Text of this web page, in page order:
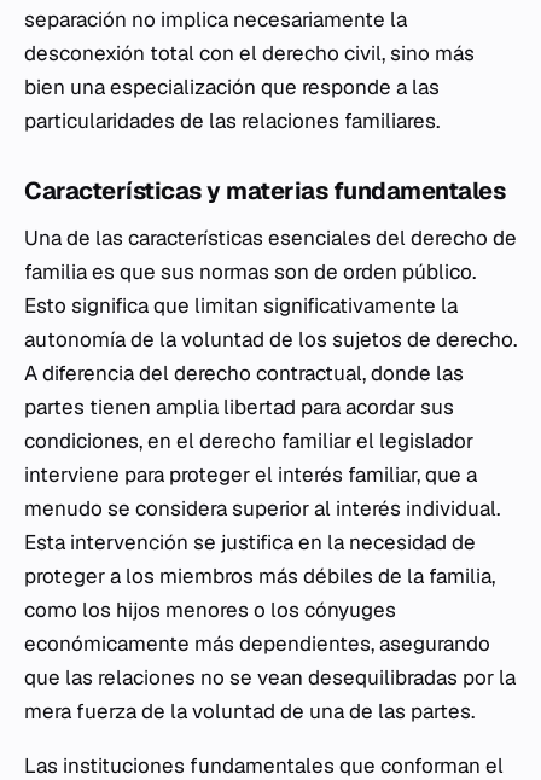
separación no implica necesariamente la
desconexión total con el derecho civil, sino más
bien una especialización que responde a las
particularidades de las relaciones familiares.
Características y materias fundamentales
Una de las características esenciales del derecho de
familia es que sus normas son de orden público.
Esto significa que limitan significativamente la
autonomía de la voluntad de los sujetos de derecho.
A diferencia del derecho contractual, donde las
partes tienen amplia libertad para acordar sus
condiciones, en el derecho familiar el legislador
interviene para proteger el interés familiar, que a
menudo se considera superior al interés individual.
Esta intervención se justifica en la necesidad de
proteger a los miembros más débiles de la familia,
como los hijos menores o los cónyuges
económicamente más dependientes, asegurando
que las relaciones no se vean desequilibradas por la
mera fuerza de la voluntad de una de las partes.
Las instituciones fundamentales que conforman el